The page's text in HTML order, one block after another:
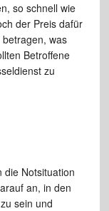
so schnell wie
der Preis dafür
was
Betroffene
zu
die Notsituation
an, in den
sein und